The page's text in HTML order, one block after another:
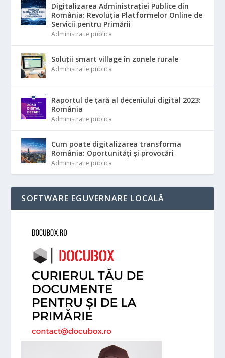
Digitalizarea Administrației Publice din
România: Revoluția Platformelor Online de
Servicii pentru Primării
Administratie publica
Soluții smart village în zonele rurale
Administratie publica
Raportul de țară al deceniului digital 2023:
România
Administratie publica
Cum poate digitalizarea transforma
România: Oportunități și provocări
Administratie publica
SOFTWARE EGUVERNARE LOCALĂ